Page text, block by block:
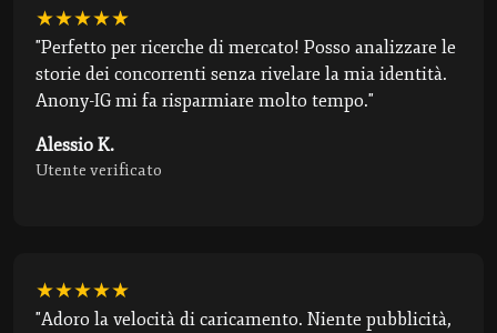
★★★★★
"Perfetto per ricerche di mercato! Posso analizzare le
storie dei concorrenti senza rivelare la mia identità.
Anony-IG mi fa risparmiare molto tempo."
Alessio K.
Utente verificato
★★★★★
"Adoro la velocità di caricamento. Niente pubblicità,